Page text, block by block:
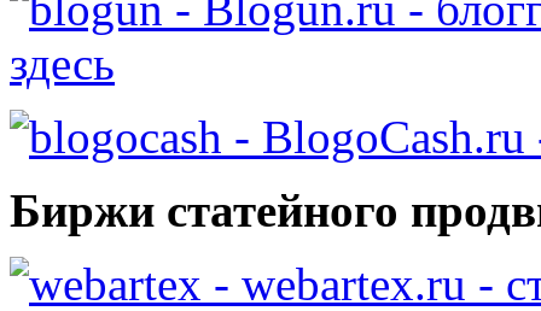
здесь
- BlogoCash.ru
Биржи статейного
- webartex.ru -